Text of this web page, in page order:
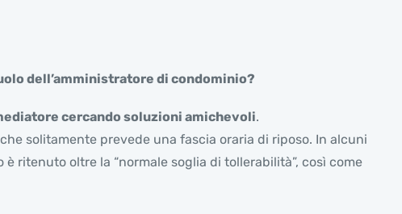
dell’amministratore di condominio?
cercando soluzioni amichevoli.
che solitamente prevede una fascia oraria di riposo. In alcuni
ritenuto oltre la “normale soglia di tollerabilità”, così come